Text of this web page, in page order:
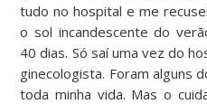
tudo no hospital e me
o sol incandescente do
40 dias. Só saí uma vez do
ginecologista. Foram alguns
toda minha vida. Mas o